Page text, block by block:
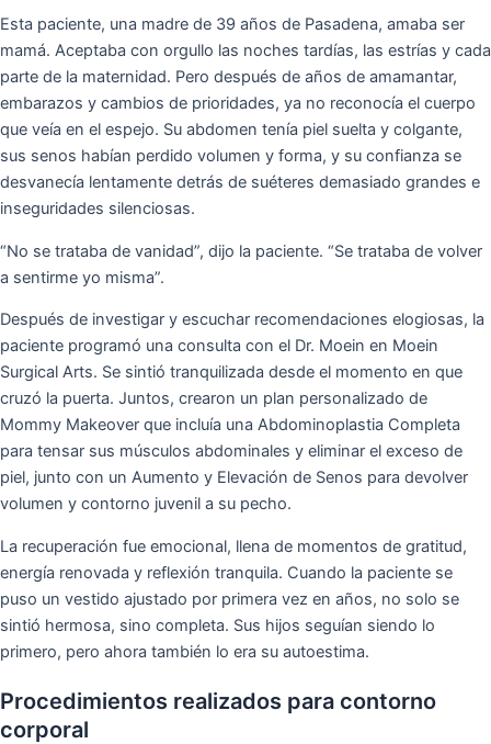
Esta paciente, una madre de 39 años de Pasadena, amaba ser
mamá. Aceptaba con orgullo las noches tardías, las estrías y cada
parte de la maternidad. Pero después de años de amamantar,
embarazos y cambios de prioridades, ya no reconocía el cuerpo
que veía en el espejo. Su abdomen tenía piel suelta y colgante,
sus senos habían perdido volumen y forma, y su confianza se
desvanecía lentamente detrás de suéteres demasiado grandes e
inseguridades silenciosas.
“No se trataba de vanidad”, dijo la paciente. “Se trataba de volver
a sentirme yo misma”.
Después de investigar y escuchar recomendaciones elogiosas, la
paciente programó una consulta con el Dr. Moein en Moein
Surgical Arts. Se sintió tranquilizada desde el momento en que
cruzó la puerta. Juntos, crearon un plan personalizado de
Mommy Makeover que incluía una Abdominoplastia Completa
para tensar sus músculos abdominales y eliminar el exceso de
piel, junto con un Aumento y Elevación de Senos para devolver
volumen y contorno juvenil a su pecho.
La recuperación fue emocional, llena de momentos de gratitud,
energía renovada y reflexión tranquila. Cuando la paciente se
puso un vestido ajustado por primera vez en años, no solo se
sintió hermosa, sino completa. Sus hijos seguían siendo lo
primero, pero ahora también lo era su autoestima.
Procedimientos realizados para contorno
corporal